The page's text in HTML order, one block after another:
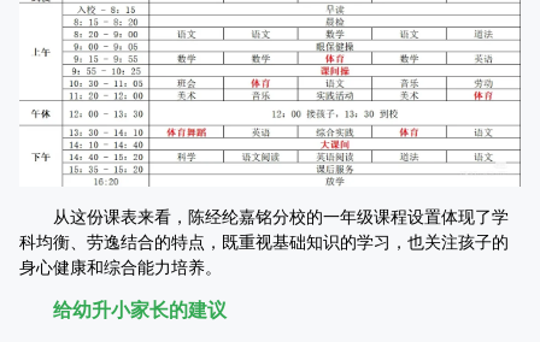
从这份课表来看，陈经纶嘉铭分校的一年级课程设置体现了学
科均衡、劳逸结合的特点，既重视基础知识的学习，也关注孩子的
身心健康和综合能力培养。
给幼升小家长的建议